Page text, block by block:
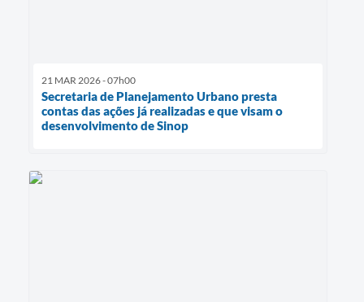
21 MAR 2026 - 07h00
Secretaria de Planejamento Urbano presta
contas das ações já realizadas e que visam o
desenvolvimento de Sinop